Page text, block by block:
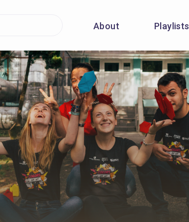
About Playlists